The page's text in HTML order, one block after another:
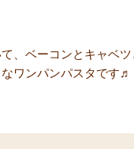
、ベーコンとキャベ
ワンパンパスタです♬